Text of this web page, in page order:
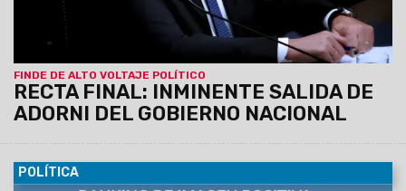
FINDE DE ALTO VOLTAJE POLÍTICO
RECTA FINAL: INMINENTE SALIDA DE
ADORNI DEL GOBIERNO NACIONAL
masiva del Congreso.
POLÍTICA